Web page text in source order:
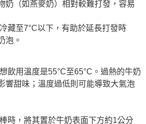
奶（如燕麥奶）相對較難打發，容易
藏至7°C以下，有助於延長打發時
泡。
飲用溫度是55°C至65°C。過熱的牛奶
響甜味；溫度過低則可能導致大氣泡
時，將其置於牛奶表面下方約1公分